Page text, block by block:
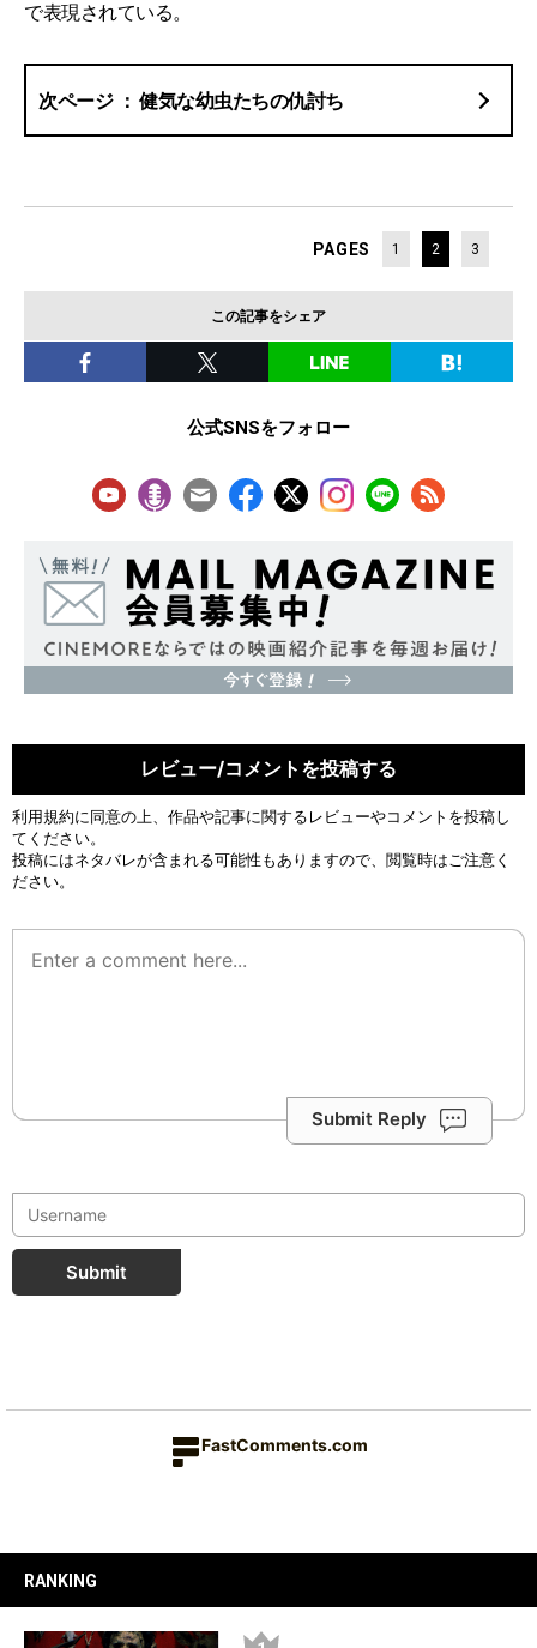
で表現されている。
健気な幼虫たちの仇討ち
PAGES 1 2 3
この記事をシェア
公式SNSをフォロー
レビュー/コメントを投稿する
利用規約に同意の上、作品や記事に関するレビューやコメントを投稿し
てください。
投稿にはネタバレが含まれる可能性もありますので、閲覧時はご注意く
ださい。
Submit Reply
Submit
FastComments.com
RANKING